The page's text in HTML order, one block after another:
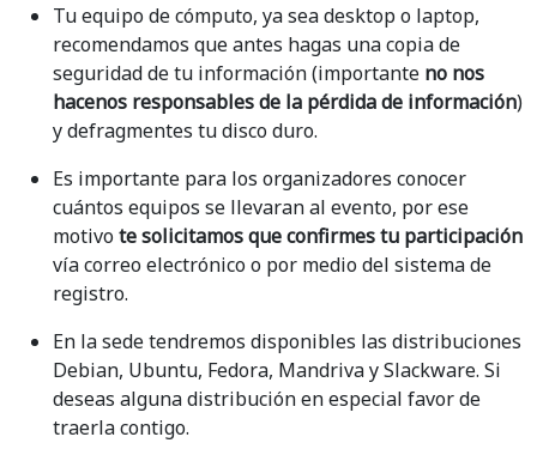
Tu equipo de cómputo, ya sea desktop o laptop,
recomendamos que antes hagas una copia de
seguridad de tu información (importante no nos
hacenos responsables de la pérdida de información)
y defragmentes tu disco duro.
Es importante para los organizadores conocer
cuántos equipos se llevaran al evento, por ese
motivote solicitamos que confirmes tu participación
vía correo electrónico o por medio del sistema de
registro.
En la sede tendremos disponibles las distribuciones
Debian, Ubuntu, Fedora, Mandriva y Slackware. Si
deseas alguna distribución en especial favor de
traerla contigo.